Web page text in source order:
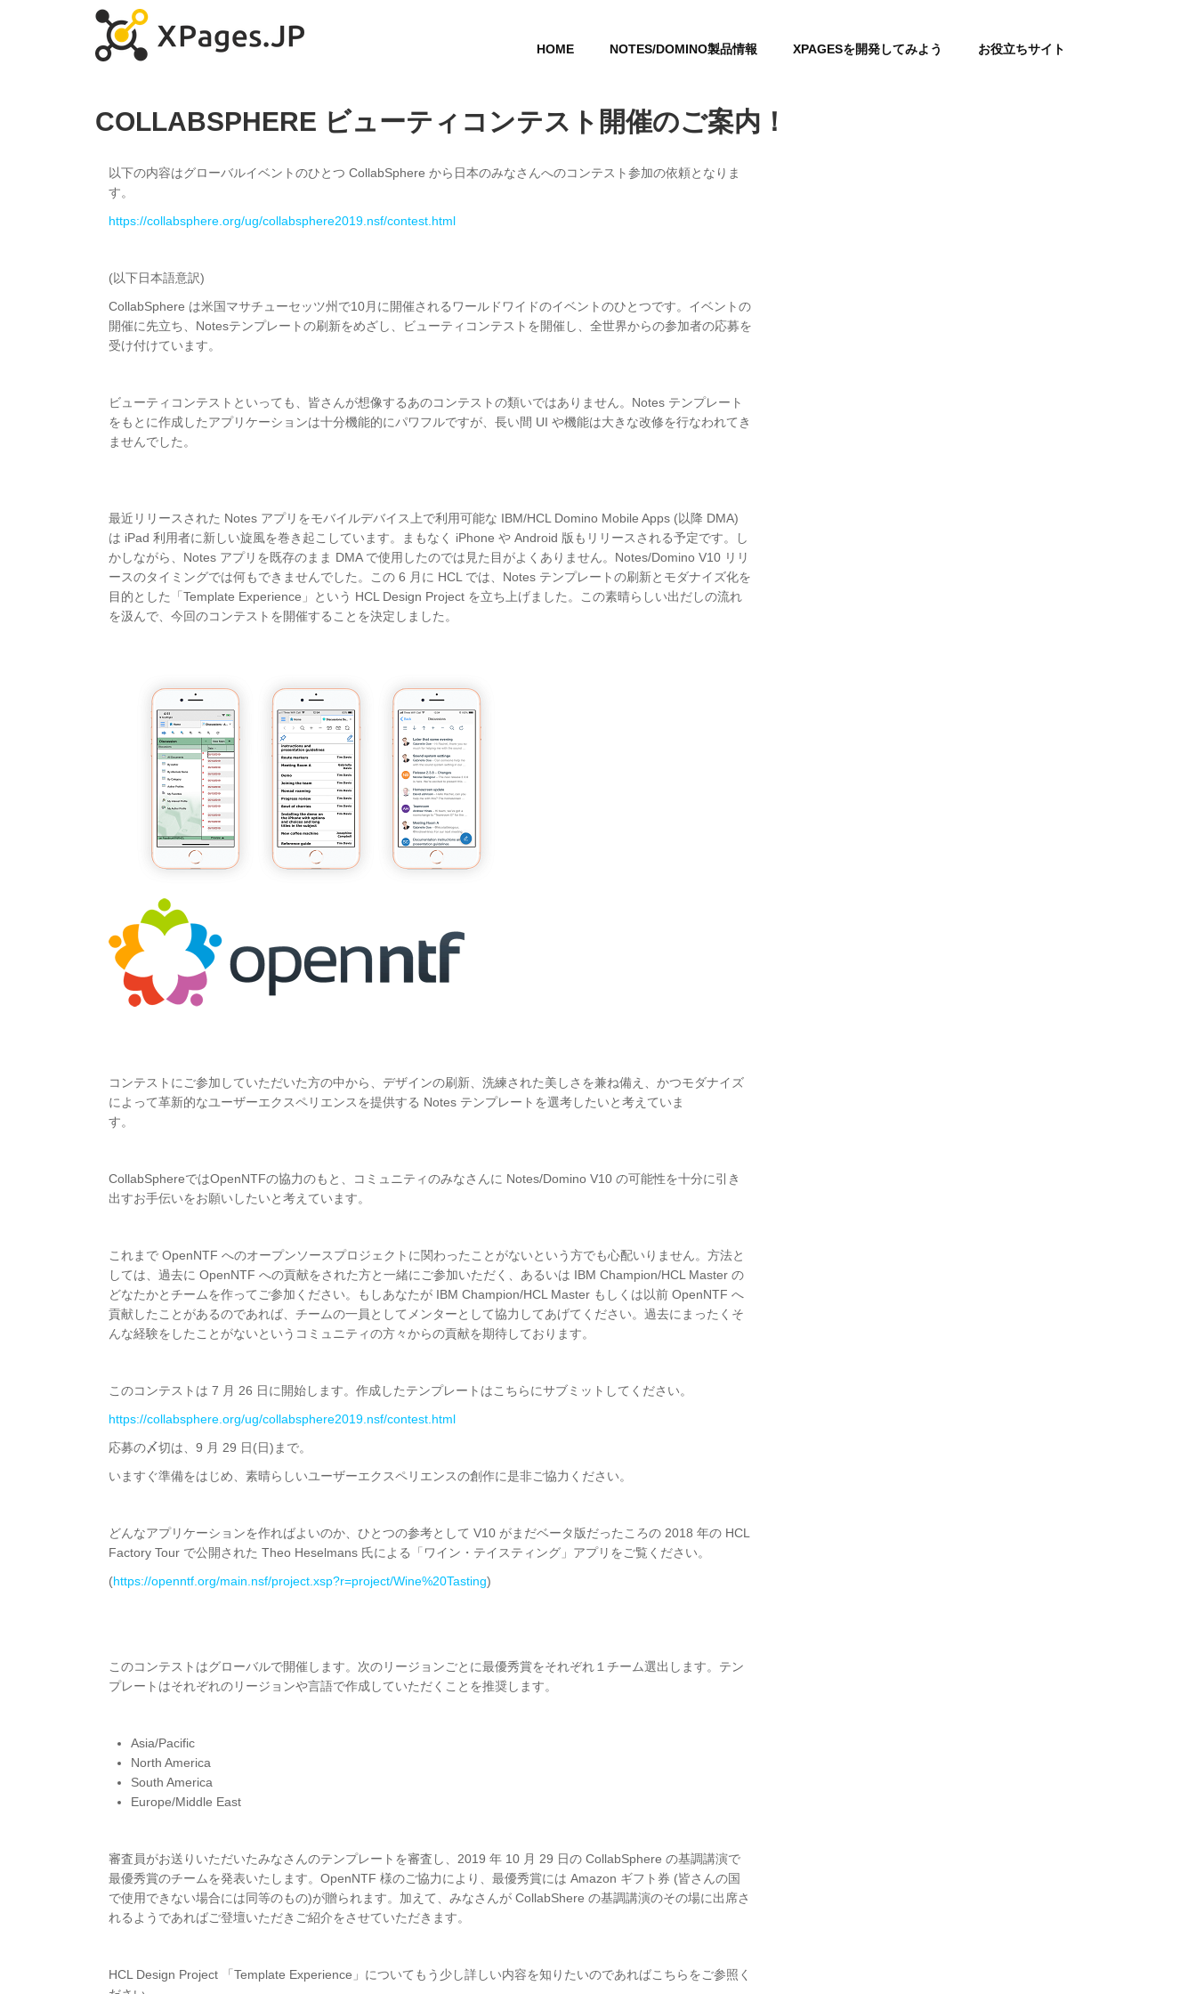
HOME NOTES/DOMINO製品情報 XPAGESを開発してみよう お役立ちサイト
COLLABSPHERE ビューティコンテスト開催のご案内！
以下の内容はグローバルイベントのひとつ CollabSphere から日本のみなさんへのコンテスト参加の依頼となりま
す。
https://collabsphere.org/ug/collabsphere2019.nsf/contest.html
(以下日本語意訳)
CollabSphere は米国マサチューセッツ州で10月に開催されるワールドワイドのイベントのひとつです。イベントの
開催に先立ち、Notesテンプレートの刷新をめざし、ビューティコンテストを開催し、全世界からの参加者の応募を
受け付けています。
ビューティコンテストといっても、皆さんが想像するあのコンテストの類いではありません。Notes テンプレート
をもとに作成したアプリケーションは十分機能的にパワフルですが、長い間 UI や機能は大きな改修を行なわれてき
ませんでした。
最近リリースされた Notes アプリをモバイルデバイス上で利用可能な IBM/HCL Domino Mobile Apps (以降 DMA)
は iPad 利用者に新しい旋風を巻き起こしています。まもなく iPhone や Android 版もリリースされる予定です。し
かしながら、Notes アプリを既存のまま DMA で使用したのでは見た目がよくありません。Notes/Domino V10 リリ
ースのタイミングでは何もできませんでした。この 6 月に HCL では、Notes テンプレートの刷新とモダナイズ化を
目的とした「Template Experience」という HCL Design Project を立ち上げました。この素晴らしい出だしの流れ
を汲んで、今回のコンテストを開催することを決定しました。
コンテストにご参加していただいた方の中から、デザインの刷新、洗練された美しさを兼ね備え、かつモダナイズ
によって革新的なユーザーエクスペリエンスを提供する Notes テンプレートを選考したいと考えていま
す。
CollabSphereではOpenNTFの協力のもと、コミュニティのみなさんに Notes/Domino V10 の可能性を十分に引き
出すお手伝いをお願いしたいと考えています。
これまで OpenNTF へのオープンソースプロジェクトに関わったことがないという方でも心配いりません。方法と
しては、過去に OpenNTF への貢献をされた方と一緒にご参加いただく、あるいは IBM Champion/HCL Master の
どなたかとチームを作ってご参加ください。もしあなたが IBM Champion/HCL Master もしくは以前 OpenNTF へ
貢献したことがあるのであれば、チームの一員としてメンターとして協力してあげてください。過去にまったくそ
んな経験をしたことがないというコミュニティの方々からの貢献を期待しております。
このコンテストは 7 月 26 日に開始します。作成したテンプレートはこちらにサブミットしてください。
https://collabsphere.org/ug/collabsphere2019.nsf/contest.html
応募の〆切は、9 月 29 日(日)まで。
いますぐ準備をはじめ、素晴らしいユーザーエクスペリエンスの創作に是非ご協力ください。
どんなアプリケーションを作ればよいのか、ひとつの参考として V10 がまだベータ版だったころの 2018 年の HCL
Factory Tour で公開された Theo Heselmans 氏による「ワイン・テイスティング」アプリをご覧ください。
(https://openntf.org/main.nsf/project.xsp?r=project/Wine%20Tasting)
このコンテストはグローバルで開催します。次のリージョンごとに最優秀賞をそれぞれ１チーム選出します。テン
プレートはそれぞれのリージョンや言語で作成していただくことを推奨します。
Asia/Pacific
North America
South America
Europe/Middle East
審査員がお送りいただいたみなさんのテンプレートを審査し、2019 年 10 月 29 日の CollabSphere の基調講演で
最優秀賞のチームを発表いたします。OpenNTF 様のご協力により、最優秀賞には Amazon ギフト券 (皆さんの国
で使用できない場合には同等のもの)が贈られます。加えて、みなさんが CollabShere の基調講演のその場に出席さ
れるようであればご登壇いただきご紹介をさせていただきます。
HCL Design Project 「Template Experience」についてもう少し詳しい内容を知りたいのであればこちらをご参照く